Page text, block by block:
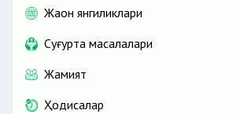
Жаҳон янгиликлари
Cуғурта масалалари
Жамият
Ҳодисалар